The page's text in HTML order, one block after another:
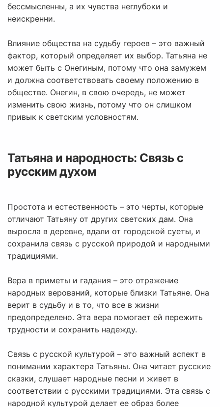
бессмысленны, а их чувства неглубоки и
неискренни.
Влияние общества на судьбу героев – это важный
фактор, который определяет их выбор. Татьяна не
может быть с Онегиным, потому что она замужем
и должна соответствовать своему положению в
обществе. Онегин, в свою очередь, не может
изменить свою жизнь, потому что он слишком
привык к светским условностям.
Татьяна и народность: Связь с
русским духом
Простота и естественность – это черты, которые
отличают Татьяну от других светских дам. Она
выросла в деревне, вдали от городской суеты, и
сохранила связь с русской природой и народными
традициями.
Вера в приметы и гадания – это отражение
народных верований, которые близки Татьяне. Она
верит в судьбу и в то, что все в жизни
предопределено. Эта вера помогает ей пережить
трудности и сохранить надежду.
Связь с русской культурой – это важный аспект в
понимании характера Татьяны. Она читает русские
сказки, слушает народные песни и живет в
соответствии с русскими традициями. Эта связь с
народной культурой делает ее образ более